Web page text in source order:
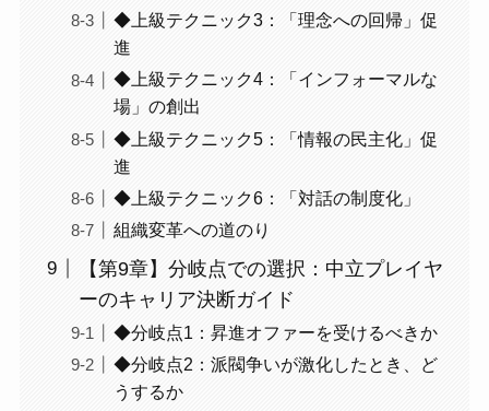
◆上級テクニック3：「理念への回帰」促
進
◆上級テクニック4：「インフォーマルな
場」の創出
◆上級テクニック5：「情報の民主化」促
進
◆上級テクニック6：「対話の制度化」
組織変革への道のり
【第9章】分岐点での選択：中立プレイヤ
ーのキャリア決断ガイド
◆分岐点1：昇進オファーを受けるべきか
◆分岐点2：派閥争いが激化したとき、ど
うするか